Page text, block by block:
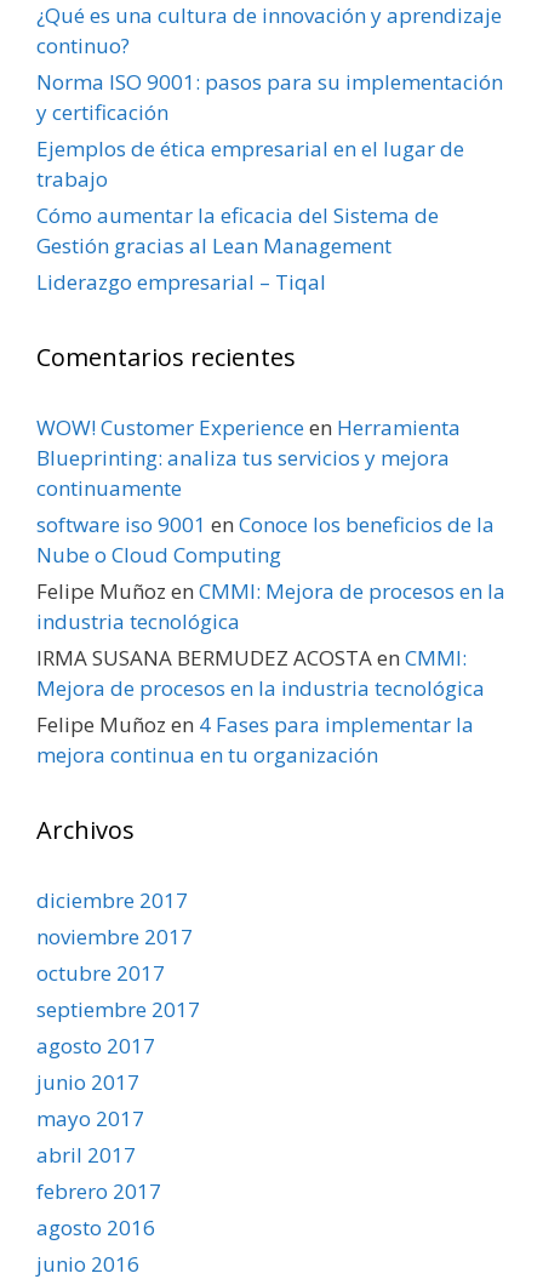
¿Qué es una cultura de innovación y aprendizaje
continuo?
Norma ISO 9001: pasos para su implementación
y certificación
Ejemplos de ética empresarial en el lugar de
trabajo
Cómo aumentar la eficacia del Sistema de
Gestión gracias al Lean Management
Liderazgo empresarial – Tiqal
Comentarios recientes
WOW! Customer Experienceen Herramienta
Blueprinting: analiza tus servicios y mejora
continuamente
software iso 9001 en Conoce los beneficios de la
Nube o Cloud Computing
Felipe Muñoz en CMMI: Mejora de procesos en la
industria tecnológica
IRMA SUSANA BERMUDEZ ACOSTAen CMMI:
Mejora de procesos en la industria tecnológica
Felipe Muñoz en 4 Fases para implementar la
mejora continua en tu organización
Archivos
diciembre 2017
noviembre 2017
octubre 2017
septiembre 2017
agosto 2017
junio 2017
mayo 2017
abril 2017
febrero 2017
agosto 2016
junio 2016